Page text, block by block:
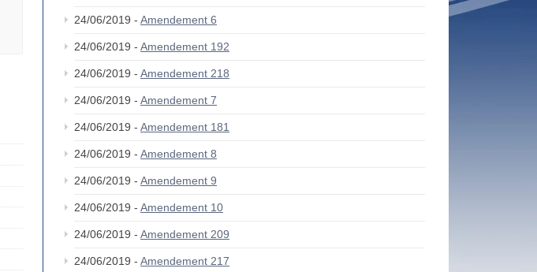
24/06/2019 - Amendement 6
24/06/2019 - Amendement 192
24/06/2019 - Amendement 218
24/06/2019 - Amendement 7
24/06/2019 - Amendement 181
24/06/2019 - Amendement 8
24/06/2019 - Amendement 9
24/06/2019 - Amendement 10
24/06/2019 - Amendement 209
24/06/2019 - Amendement 217